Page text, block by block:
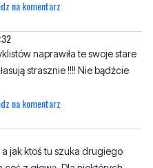
naprawiła te swoje stare
na komentarz
jak ktoś tu szuka drugiego
inny fakt, czasami po
dają upust podkrecajac